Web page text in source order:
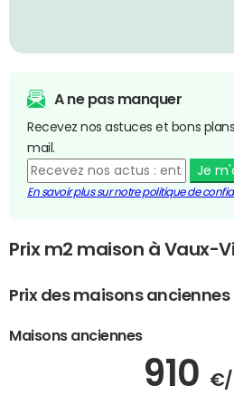
A ne pas manquer
Recevez nos astuces et bons
mail.
Je
En savoir plus sur notre politique de
Prix m2 maison à Vaux-
Prix des maisons anciennes
Maisons anciennes
910 €/